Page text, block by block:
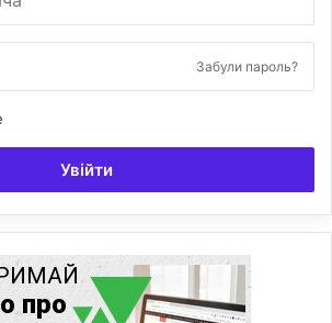
Забули пароль?
Увійти